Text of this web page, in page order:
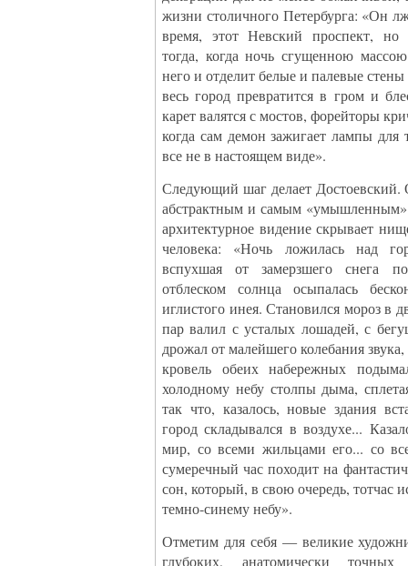
жизни столичного Петербурга: «Он
время, этот Невский проспект, но
тогда, когда ночь сгущенною
него и отделит белые и палевые стены
весь город превратится в гром и
карет валятся с мостов, форейторы
когда сам демон зажигает лампы для
все не в настоящем виде».
Следующий шаг делает Достоевский.
абстрактным и самым «умышленным»
архитектурное видение скрывает
человека: «Ночь ложилась над
вспухшая от замерзшего снега
отблеском солнца осыпалась
иглистого инея. Становился мороз в
пар валил с усталых лошадей, с
дрожал от малейшего колебания
кровель обеих набережных
холодному небу столпы дыма,
так что, казалось, новые здания
город складывался в воздухе...
мир, со всеми жильцами его... со
сумеречный час походит на
сон, который, в свою очередь, тотчас
темно-синему небу».
Отметим для себя — великие
глубоких, анатомически точных